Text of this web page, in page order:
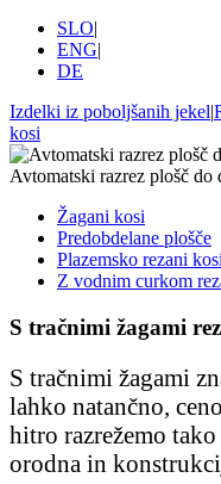
SLO|
ENG|
DE
Izdelki iz poboljšanih jekel|
kosi
Avtomatski razrez plošč
Žagani kosi
Predobdelane plošče
Plazemsko rezani kosi
Z vodnim curkom
S tračnimi žagami
S tračnimi žagami
lahko natančno,
hitro razrežemo
orodna in